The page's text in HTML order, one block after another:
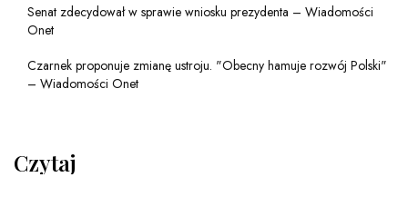
Senat zdecydował w sprawie wniosku prezydenta – Wiadomości
Onet
Czarnek proponuje zmianę ustroju. "Obecny hamuje rozwój Polski"
– Wiadomości Onet
Czytaj